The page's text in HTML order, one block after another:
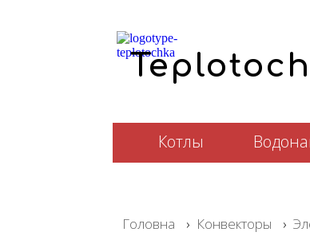
Te
Котлы
Головна › Конвекторы ›